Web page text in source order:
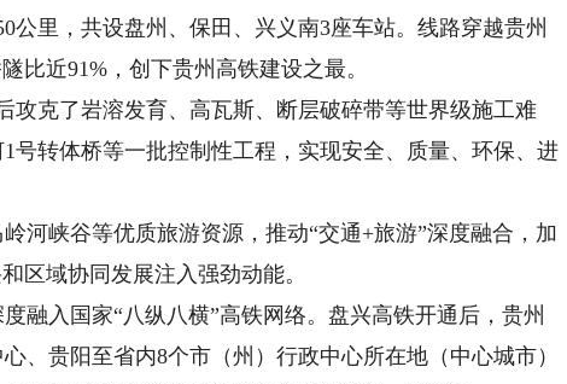
里，共设盘州、保田、兴义南3座车站。线路穿越贵州
比近91%，创下贵州高铁建设之最。
克了岩溶发育、高瓦斯、断层破碎带等世界级施工难
号转体桥等一批控制性工程，实现安全、质量、环保、进
峡谷等优质旅游资源，推动“交通+旅游”深度融合，加
区域协同发展注入强劲动能。
入国家“八纵八横”高铁网络。盘兴高铁开通后，贵州
、贵阳至省内8个市（州）行政中心所在地（中心城市）